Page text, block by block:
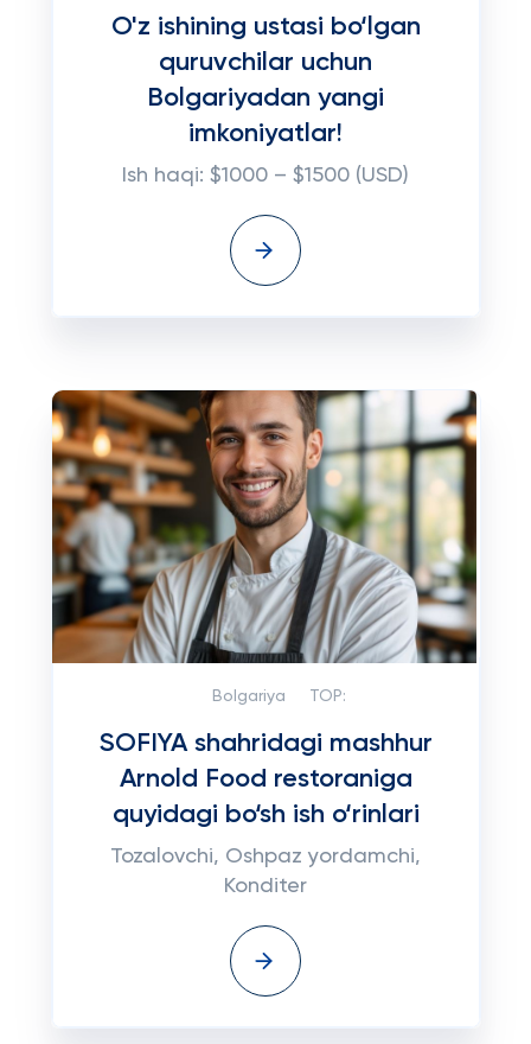
O'z ishining ustasi bo‘lgan
quruvchilar uchun
Bolgariyadan yangi
imkoniyatlar!
Ish haqi: $1000 – $1500 (USD)
Bolgariya TOP:
SOFIYA shahridagi mashhur
Arnold Food restoraniga
quyidagi bo‘sh ish o‘rinlari
Tozalovchi, Oshpaz yordamchi,
Konditer